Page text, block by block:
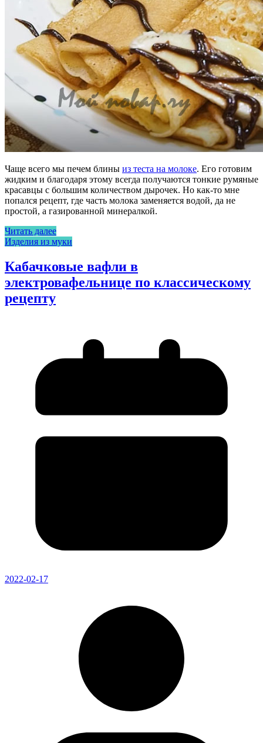
Чаще всего мы печем блины из теста на молоке. Его готовим
жидким и благодаря этому всегда получаются тонкие румяные
красавцы с большим количеством дырочек. Но как-то мне
попался рецепт, где часть молока заменяется водой, да не
простой, а газированной минералкой.
Читать далее
Изделия из муки
Кабачковые вафли в
электровафельнице по классическому
рецепту
2022-02-17